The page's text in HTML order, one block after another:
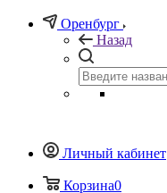
Оренбург
Назад
Личный кабинет
Корзина0